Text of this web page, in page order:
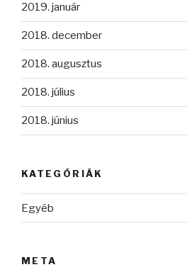
2019. január
2018. december
2018. augusztus
2018. július
2018. június
KATEGÓRIÁK
Egyéb
META